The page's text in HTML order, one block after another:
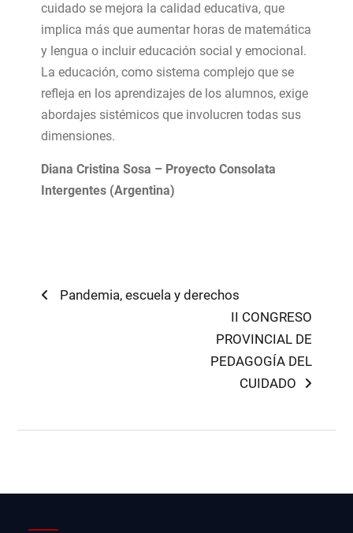
cuidado se mejora la calidad educativa, que
implica más que aumentar horas de matemática
y lengua o incluir educación social y emocional.
La educación, como sistema complejo que se
refleja en los aprendizajes de los alumnos, exige
abordajes sistémicos que involucren todas sus
dimensiones.
Diana Cristina Sosa – Proyecto Consolata
Intergentes (Argentina)
Navegación
Previous
Pandemia, escuela y derechos
Next
post:
II CONGRESO
PROVINCIAL DE
PEDAGOGÍA DEL
CUIDADO